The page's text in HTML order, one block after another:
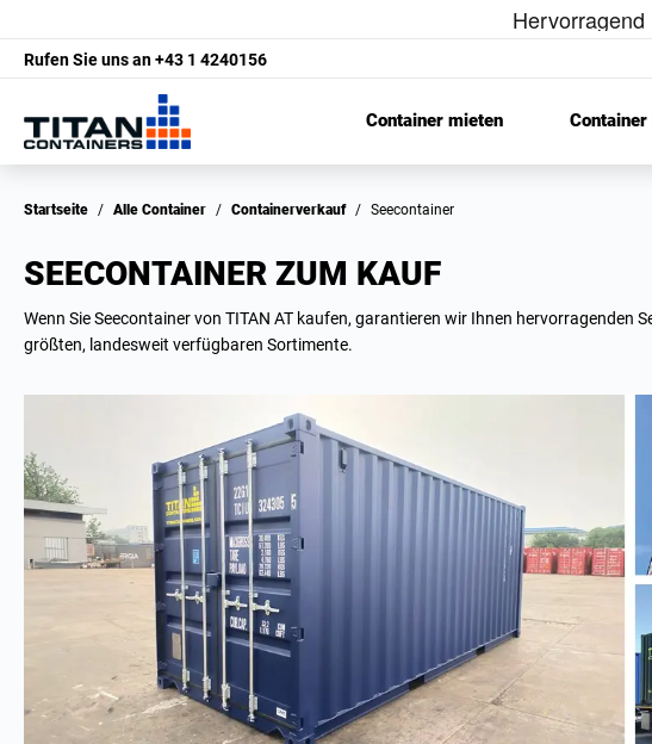
Rufen Sie uns an+43 1 4240156
Container mieten Container
Startseite / Alle Container / Containerverkauf / Seecontainer
SEECONTAINER ZUM KAUF
Wenn Sie Seecontainer von TITAN AT kaufen, garantieren wir Ihnen hervorragenden
größten, landesweit verfügbaren Sortimente.